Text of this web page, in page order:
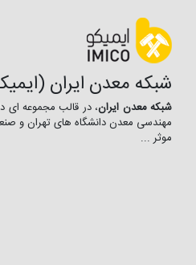
شبکه معدن ایران
شبکه معدن ایران، در قالب مجموعه ای
مهندسی معدن دانشگاه ­های تهران و
موثر ...